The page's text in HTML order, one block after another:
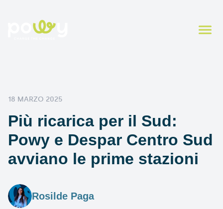
18 MARZO 2025
Più ricarica per il Sud:
Powy e Despar Centro Sud
avviano le prime stazioni
Rosilde Paga